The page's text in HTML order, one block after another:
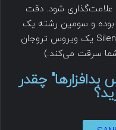
باید به عنوان تروجان Silent Banker علامت‌گذاری شود. دقت
کنید که دو رشته‌ی اول الگوهای hex بوده و سومین رشته یک
الگوی متنی است. (تروجان Silent Banker یک ویروس تروجان
شما سرقت می‌کند.)
چقدر